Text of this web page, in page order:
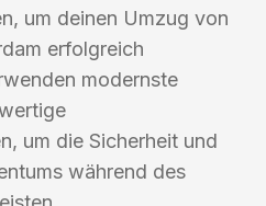
um deinen Umzug von
erfolgreich
modernste
um die Sicherheit und
während des